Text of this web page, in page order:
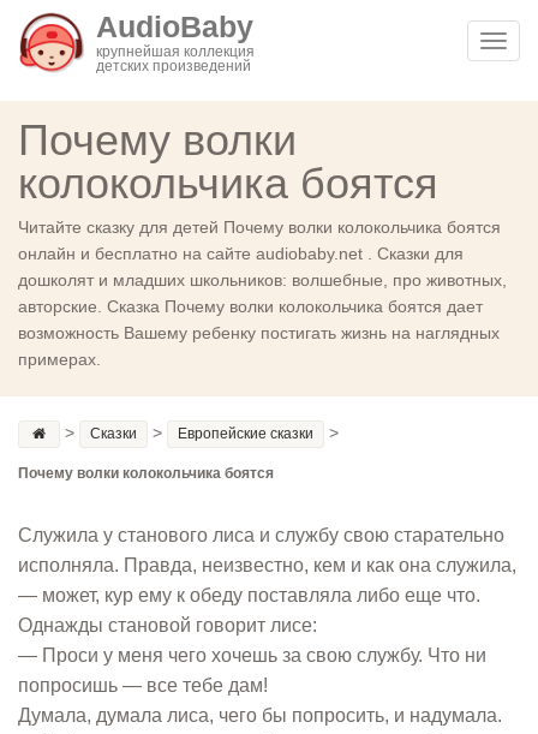
AudioBaby
крупнейшая коллекция
детских произведений
Почему волки
колокольчика боятся
Читайте сказку для детей Почему волки колокольчика боятся
онлайн и бесплатно на сайте audiobaby.net . Сказки для
дошколят и младших школьников: волшебные, про животных,
авторские. Сказка Почему волки колокольчика боятся дает
возможность Вашему ребенку постигать жизнь на наглядных
примерах.
> Сказки > Европейские сказки >
Почему волки колокольчика боятся
Служила у станового лиса и службу свою старательно
исполняла. Правда, неизвестно, кем и как она служила,
— может, кур ему к обеду поставляла либо еще что.
Однажды становой говорит лисе:
— Проси у меня чего хочешь за свою службу. Что ни
попросишь — все тебе дам!
Думала, думала лиса, чего бы попросить, и надумала.